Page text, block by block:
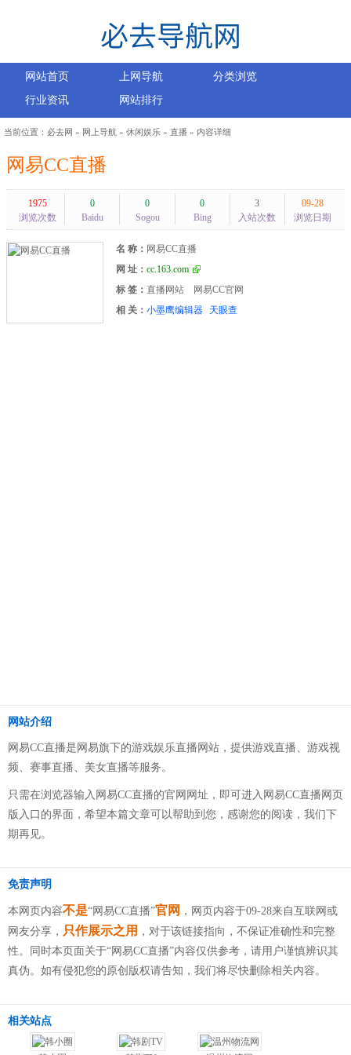
网站首页 上网导航
分类浏览
行业资讯
网站排行
当前位置： 必去网 » 网上导航 » 休闲娱乐 » 直播 » 内容详细
网易CC直播
1975
浏览次数
0
Baidu
0
Sogou
0
Bing
3
入站次数
09-28
浏览日期
名 称： 网易CC直播
网 址： cc.163.com
标 签： 直播网站
网易CC官网
相 关： 小墨鹰编辑器 天眼查
网站介绍
网易CC直播是网易旗下的游戏娱乐直播网站，提供游戏直播、游戏视
频、赛事直播、美女直播等服务。
只需在浏览器输入网易CC直播的官网网址，即可进入网易CC直播网页
版入口的界面，希望本篇文章可以帮助到您，感谢您的阅读，我们下
期再见。
免责声明
本网页内容不是“网易CC直播”官网 ，网页内容于09-28来自互联网或
网友分享， 只作展示之用 ，对于该链接指向，不保证准确性和完整
性。同时本页面关于“网易CC直播”内容仅供参考，请用户谨慎辨识其
真伪。如有侵犯您的原创版权请告知，我们将尽快删除相关内容。
相关站点